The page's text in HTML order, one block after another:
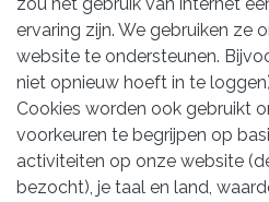
ervaring zijn. We gebruiken ze
website te ondersteunen.
niet opnieuw hoeft in te
Cookies worden ook gebruikt
voorkeuren te begrijpen op
activiteiten op onze website
bezocht), je taal en land,